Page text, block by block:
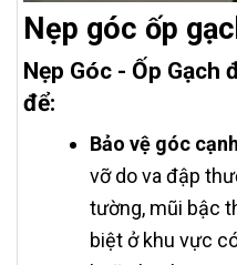
Nẹp góc ốp
Nẹp Góc - Ốp Gạch
để:
Bảo vệ góc
vỡ do va đập
tường, mũi bậc
biệt ở khu vực